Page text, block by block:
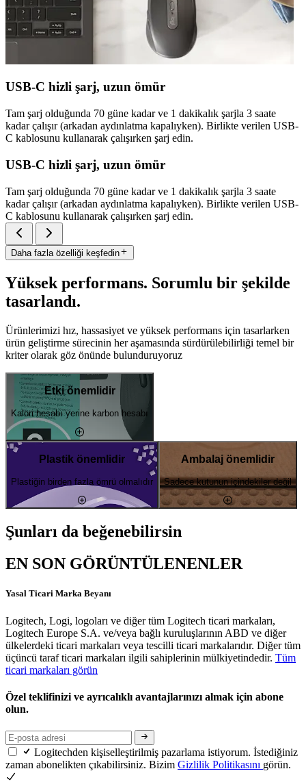
USB-C hizli şarj, uzun ömür
Tam şarj olduğunda 70 güne kadar ve 1 dakikalık şarjla 3 saate
kadar çalışır (arkadan aydınlatma kapalıyken). Birlikte verilen USB-
C kablosunu kullanarak çalışırken şarj edin.
USB-C hizli şarj, uzun ömür
Tam şarj olduğunda 70 güne kadar ve 1 dakikalık şarjla 3 saate
kadar çalışır (arkadan aydınlatma kapalıyken). Birlikte verilen USB-
C kablosunu kullanarak çalışırken şarj edin.
Daha fazla özelliği keşfedin
Yüksek performans. Sorumlu bir şekilde
tasarlandı.
Ürünlerimizi hız, hassasiyet ve yüksek performans için tasarlarken
ürün geliştirme sürecinin her aşamasında sürdürülebilirliği temel bir
kriter olarak göz önünde bulunduruyoruz
Etki önemlidir
Kalori hesabı yerine karbon hesabı
Plastik önemlidir
Plastiğin birden fazla ömrü olmalıdır
Ambalaj önemlidir
Sadece kutunun içindekiler değil
Şunları da beğenebilirsin
EN SON GÖRÜNTÜLENENLER
Yasal Ticari Marka Beyanı
Logitech, Logi, logoları ve diğer tüm Logitech ticari markaları,
Logitech Europe S.A. ve/veya bağlı kuruluşlarının ABD ve diğer
ülkelerdeki ticari markaları veya tescilli ticari markalarıdır. Diğer tüm
üçüncü taraf ticari markaları ilgili sahiplerinin mülkiyetindedir. Tüm
ticari markaları görün
Özel teklifinizi ve ayrıcalıklı avantajlarınızı almak için abone
olun.
Logitechden kişiselleştirilmiş pazarlama istiyorum. İstediğiniz
zaman abonelikten çıkabilirsiniz. Bizim Gizlilik Politikasını görün.